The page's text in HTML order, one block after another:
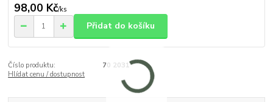
98,00 Kč/ks
Přidat do košíku
Číslo produktu:
70 2031
Hlídat cenu / dostupnost